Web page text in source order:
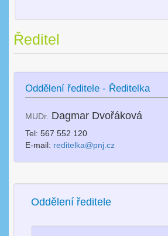
Ředitel
Oddělení ředitele - Ředitelka
MUDr. Dagmar Dvořáková
Tel: 567 552 120
E-mail: reditelka@pnj.cz
Oddělení ředitele